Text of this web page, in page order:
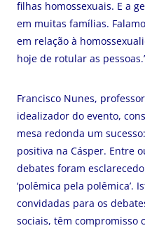
filhas homossexuais. E a
em muitas famílias.
em relação à
hoje de rotular as
Francisco Nunes,
idealizador do evento,
mesa redonda um
positiva na Cásper. Entre
debates foram
‘polêmica pela polêmica’.
convidadas para os
sociais, têm compromisso